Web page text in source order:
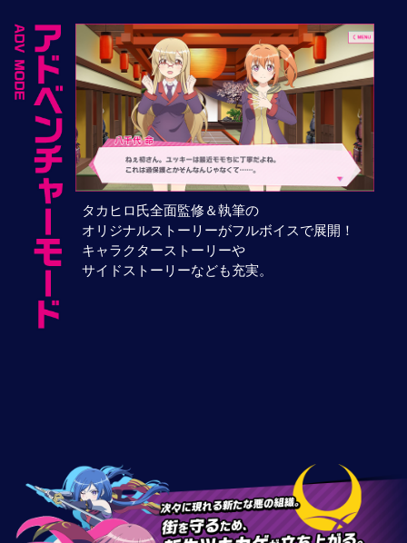
タカヒロ氏全面監修＆執筆の
オリジナルストーリーがフルボイスで展開！
キャラクターストーリーや
サイドストーリーなども充実。